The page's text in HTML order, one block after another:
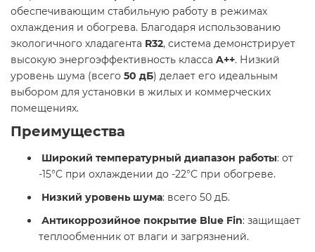
обеспечивающим стабильную работу в режимах
охлаждения и обогрева. Благодаря использованию
экологичного хладагента R32, система демонстрирует
высокую энергоэффективность класса A++. Низкий
уровень шума (всего 50 дБ) делает его идеальным
выбором для установки в жилых и коммерческих
помещениях.​
Преимущества
Широкий температурный диапазон работы: от
-15°C при охлаждении до -22°C при обогреве.​
Низкий уровень шума: всего 50 дБ.​
Антикоррозийное покрытие Blue Fin: защищает
теплообменник от влаги и загрязнений.​